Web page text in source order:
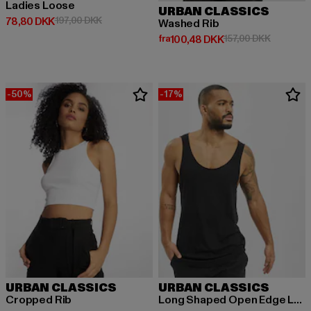
Ladies Loose
78,80 DKK
Nuværende pris: 78,80 DKK
197,00 DKKKampagnepris: 197,00 DKK
URBAN CLASSICS
Washed Rib
fra100,48 DKK
Nuværende pris: Fra 100,48 DKK
157,00 DKK
-50%
URBAN CLASSICS
Cropped Rib
-17%
URBAN CLASSICS
Long Shaped Open Edge Loose